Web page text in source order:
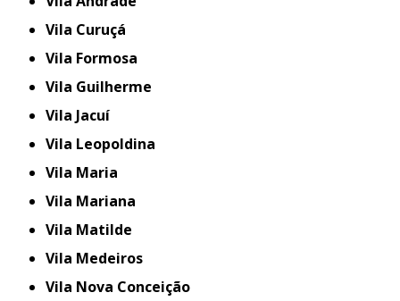
Vila Curuçá
Vila Formosa
Vila Guilherme
Vila Jacuí
Vila Leopoldina
Vila Maria
Vila Mariana
Vila Matilde
Vila Medeiros
Vila Nova Conceição